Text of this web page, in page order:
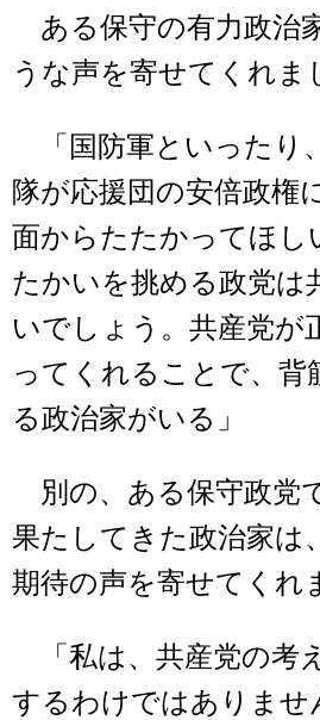
ある保守の有力政治
うな声を寄せてくれま
「国防軍といったり
隊が応援団の安倍政権
面からたたかってほし
たかいを挑める政党は
いでしょう。共産党が
ってくれることで、背
る政治家がいる」
別の、ある保守政党
果たしてきた政治家は
期待の声を寄せてくれ
「私は、共産党の考
するわけではありませ